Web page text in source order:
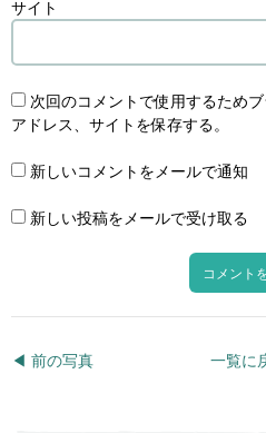
サイト
次回のコメントで使用するため
アドレス、サイトを保存する。
新しいコメントをメールで通知
新しい投稿をメールで受け取る
◀︎ 前の写真 一覧に